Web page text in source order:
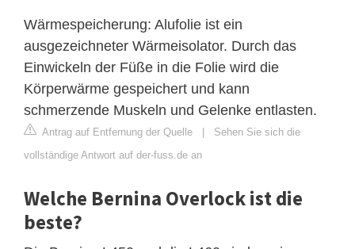
Wärmespeicherung: Alufolie ist ein
ausgezeichneter Wärmeisolator. Durch das
Einwickeln der Füße in die Folie wird die
Körperwärme gespeichert und kann
schmerzende Muskeln und Gelenke entlasten.
Antrag auf Entfernung der Quelle | Sehen Sie sich die
vollständige Antwort auf der-fuss.de an
Welche Bernina Overlock ist die
beste?